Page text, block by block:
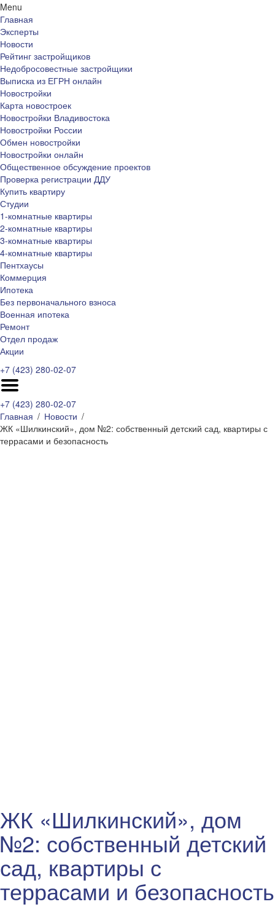
Menu
Главная
Эксперты
Новости
Рейтинг застройщиков
Недобросовестные застройщики
Выписка из ЕГРН онлайн
Новостройки
Карта новостроек
Новостройки Владивостока
Новостройки России
Обмен новостройки
Новостройки онлайн
Общественное обсуждение проектов
Проверка регистрации ДДУ
Купить квартиру
Студии
1-комнатные квартиры
2-комнатные квартиры
3-комнатные квартиры
4-комнатные квартиры
Пентхаусы
Коммерция
Ипотека
Без первоначального взноса
Военная ипотека
Ремонт
Отдел продаж
Акции
+7 (423) 280-02-07
+7 (423) 280-02-07
Главная
Новости
ЖК «Шилкинский», дом №2: собственный детский сад, квартиры с
террасами и безопасность
ЖК «Шилкинский», дом
№2: собственный детский
сад, квартиры с
террасами и безопасность